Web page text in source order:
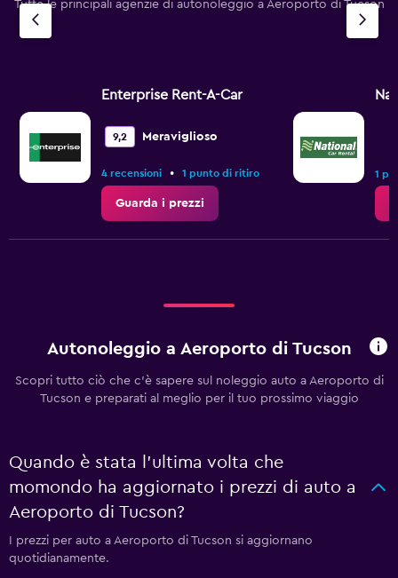
Tutte le principali agenzie di autonoleggio a Aeroporto di Tucson
Enterprise Rent-A-Car
9,2 Meraviglioso
4 recensioni • 1 punto di ritiro
Guarda i prezzi
1
Autonoleggio a Aeroporto di Tucson
Scopri tutto ciò che c'è sapere sul noleggio auto a Aeroporto di
Tucson e preparati al meglio per il tuo prossimo viaggio
Quando è stata l'ultima volta che
momondo ha aggiornato i prezzi di auto a
Aeroporto di Tucson?
I prezzi per auto a Aeroporto di Tucson si aggiornano
quotidianamente.